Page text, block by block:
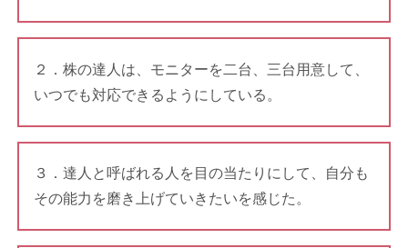
２．株の達人は、モニターを二台、三台用意して、
いつでも対応できるようにしている。
３．達人と呼ばれる人を目の当たりにして、自分も
その能力を磨き上げていきたいを感じた。